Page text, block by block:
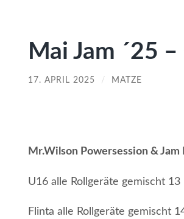
Mai Jam ´25
17. APRIL 2025 / MATZE
Mr.Wilson Powersession & Jam
U16 alle Rollgeräte gemischt 13
Flinta alle Rollgeräte gemischt